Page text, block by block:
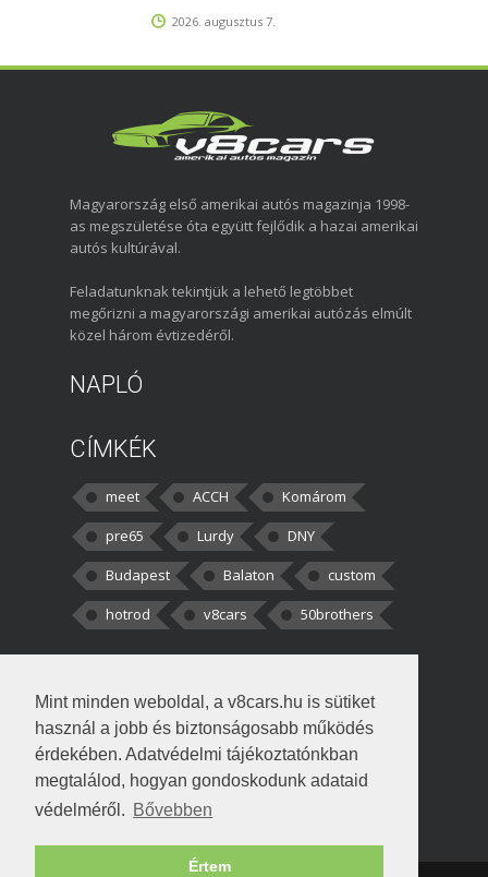
Mint minden weboldal, a v8cars.hu is sütiket
használ a jobb és biztonságosabb működés
érdekében. Adatvédelmi tájékoztatónkban
megtalálod, hogyan gondoskodunk adataid
védelméről. Bővebben
Értem
2026. augusztus 7.
Magyarország első amerikai autós magazinja 1998-
as megszületése óta együtt fejlődik a hazai amerikai
autós kultúrával.
Feladatunknak tekintjük a lehető legtöbbet
megőrizni a magyarországi amerikai autózás elmúlt
közel három évtizedéről.
NAPLÓ
CÍMKÉK
meet ACCH
Komárom
pre65
Lurdy
DNY
Budapest
Balaton
custom
hotrod
v8cars 50brothers
kortisz:Elszúrtam! Én csak két
darabbaal számoltam. Nem tudtam, hogy fél autót,
Béke:
!fasza Örültem is nagyon, amikor